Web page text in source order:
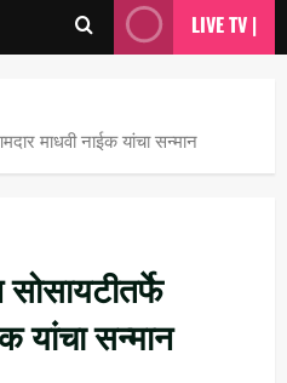
LIVE TV |
माधवी नाईक यांचा सन्मान
यांचा सन्मान